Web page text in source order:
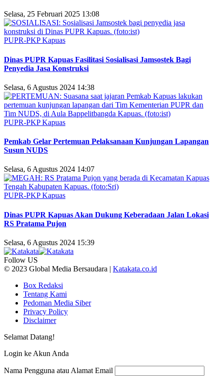
Selasa, 25 Februari 2025 13:08
PUPR-PKP Kapuas
Dinas PUPR Kapuas Fasilitasi Sosialisasi Jamsostek Bagi
Penyedia Jasa Konstruksi
Selasa, 6 Agustus 2024 14:38
PUPR-PKP Kapuas
Pemkab Gelar Pertemuan Pelaksanaan Kunjungan Lapangan
Susun NUDS
Selasa, 6 Agustus 2024 14:07
PUPR-PKP Kapuas
Dinas PUPR Kapuas Akan Dukung Keberadaan Jalan Lokasi
RS Pratama Pujon
Selasa, 6 Agustus 2024 15:39
Follow US
© 2023 Global Media Bersaudara | Katakata.co.id
Box Redaksi
Tentang Kami
Pedoman Media Siber
Privacy Policy
Disclaimer
Selamat Datang!
Login ke Akun Anda
Nama Pengguna atau Alamat Email